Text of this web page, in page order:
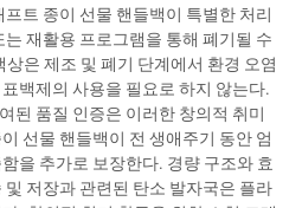
트 종이 선물 핸들백이 특별한 처리
재활용 프로그램을 통해 폐기될 수
은 제조 및 폐기 단계에서 환경 오염
백제의 사용을 필요로 하지 않는다.
된 품질 인증은 이러한 창의적 취미
선물 핸들백이 전 생애주기 동안 엄
을 추가로 보장한다. 경량 구조와 효
저장과 관련된 탄소 발자국은 플라